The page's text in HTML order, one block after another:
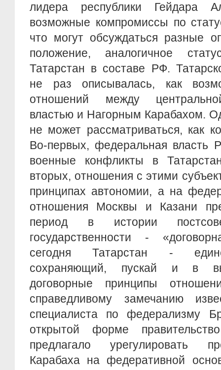
лидера республики Гейдара
возможные компромиссы по
что могут обсуждаться разные
положение, аналогичное
Татарстан в составе РФ.
не раз описывалась, как
отношений между
властью и Нагорным Карабахом.
не может рассматриваться, как
Во-первых, федеральная власть
военные конфликты в
вторых, отношения с этими
принципах автономии, а на
отношения Москвы и Казани
период в истории
государственности -
сегодня Татарстан -
сохраняющий, пускай и в
договорные принципы
справедливому замечанию
специалиста по федерализму
открытой форме
предлагало урегулировать
Карабаха на федеративной